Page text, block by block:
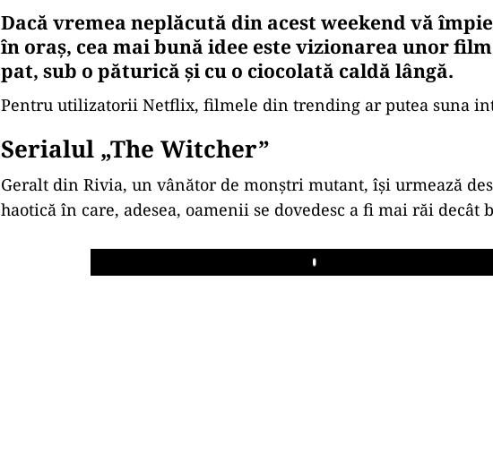
Dacă vremea neplăcută din acest weekend vă
în oraș, cea mai bună idee este vizionarea unor
pat, sub o păturică și cu o ciocolată caldă lângă.
Pentru utilizatorii Netflix, filmele din trending ar putea suna
Serialul „The Witcher”
Geralt din Rivia, un vânător de monștri mutant, își urmează
haotică în care, adesea, oamenii se dovedesc a fi mai răi decât
Play